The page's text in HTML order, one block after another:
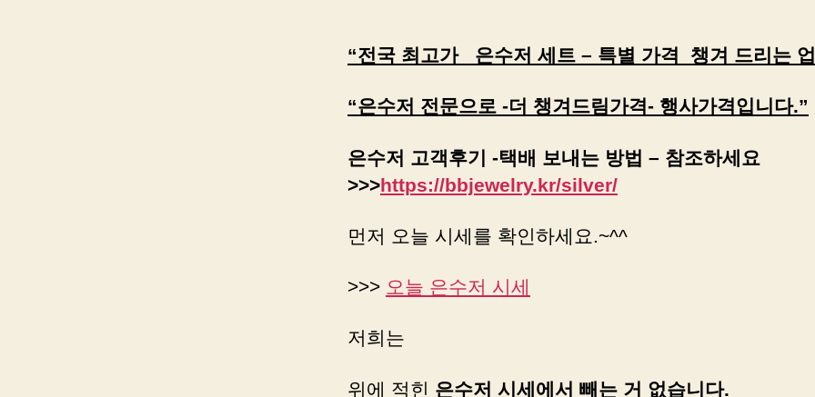
“전국 최고가 은수저 세트 – 특별 가격 챙겨 드리는
“은수저 전문으로 -더 챙겨드림가격- 행사가격입니다.”
은수저 고객후기 -택배 보내는 방법 – 참조하세요
>>>https://bbjewelry.kr/silver/
먼저 오늘 시세를 확인하세요.~^^
>>> 오늘 은수저 시세
저희는
위에 적힌 은수저 시세에서 빼는 거 없습니다.